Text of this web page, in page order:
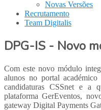
Novas Versões
Recrutamento
Team Digitalis
DPG-IS - Novo
Com este novo módulo
alunos no portal
candidaturas CSSnet e a
plataforma GerEventos,
gateway Digital Payments